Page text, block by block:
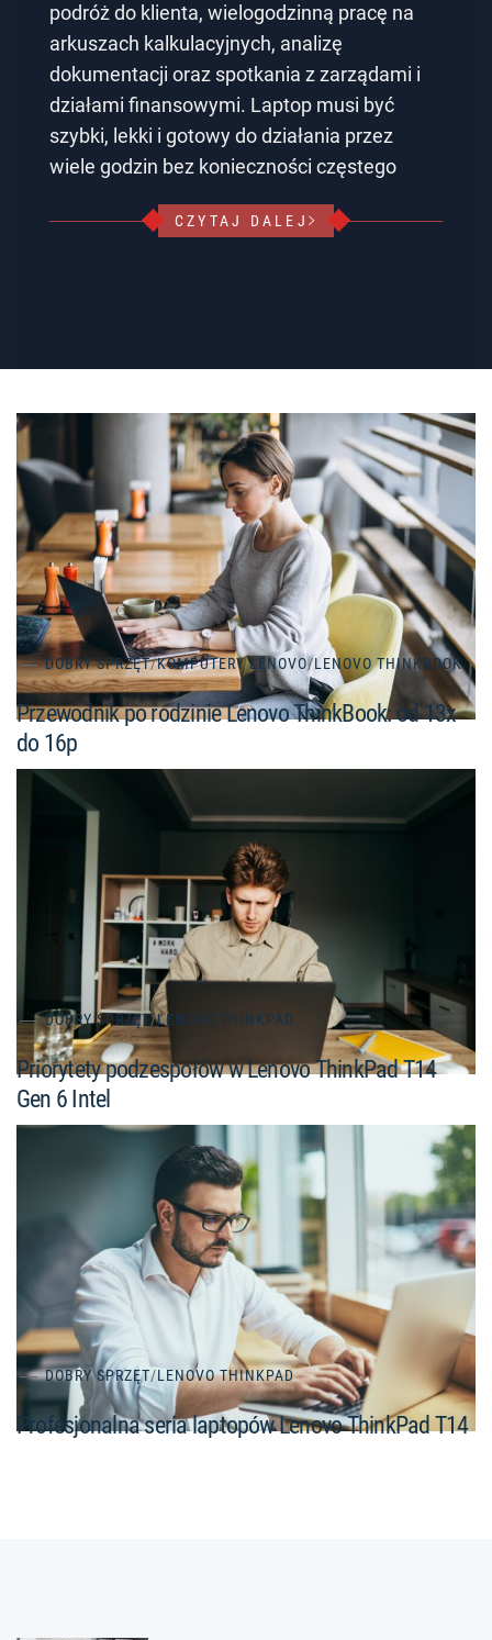
podróż do klienta, wielogodzinną pracę na
arkuszach kalkulacyjnych, analizę
dokumentacji oraz spotkania z zarządami i
działami finansowymi. Laptop musi być
szybki, lekki i gotowy do działania przez
wiele godzin bez konieczności częstego
CZYTAJ DALEJ
DOBRY SPRZĘT/KOMPUTERY LENOVO/LENOVO THINKBOOK
Przewodnik po rodzinie Lenovo ThinkBook: od 13x
do 16p
DOBRY SPRZĘT/LENOVO THINKPAD
Priorytety podzespołów w Lenovo ThinkPad T14
Gen 6 Intel
DOBRY SPRZĘT/LENOVO THINKPAD
Profesjonalna seria laptopów Lenovo ThinkPad T14